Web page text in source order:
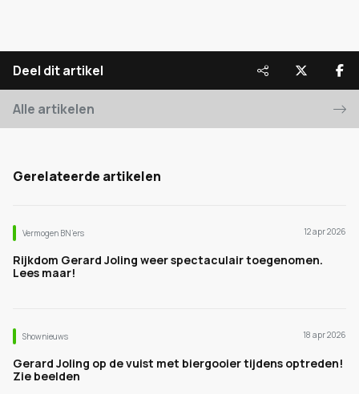
Deel dit artikel
Alle artikelen
Gerelateerde artikelen
Vermogen BN’ers 12 apr 2026
Rijkdom Gerard Joling weer spectaculair toegenomen.
Lees maar!
Shownieuws 18 apr 2026
Gerard Joling op de vuist met biergooier tijdens optreden!
Zie beelden